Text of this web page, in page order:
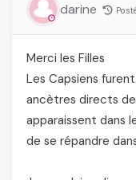
darine
Merci les Filles
Les Capsiens
ancètres directs
apparaissent dans
de se répandre